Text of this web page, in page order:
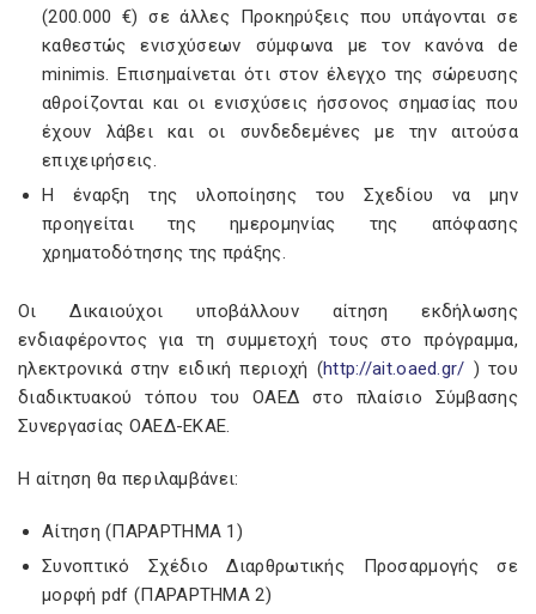
(200.000 €) σε άλλες Προκηρύξεις που υπάγονται σε
καθεστώς ενισχύσεων σύμφωνα με τον κανόνα de
minimis. Επισημαίνεται ότι στον έλεγχο της σώρευσης
αθροίζονται και οι ενισχύσεις ήσσονος σημασίας που
έχουν λάβει και οι συνδεδεμένες με την αιτούσα
επιχειρήσεις.
Η έναρξη της υλοποίησης του Σχεδίου να μην
προηγείται της ημερομηνίας της απόφασης
χρηματοδότησης της πράξης.
Οι Δικαιούχοι υποβάλλουν αίτηση εκδήλωσης
ενδιαφέροντος για τη συμμετοχή τους στο πρόγραμμα,
ηλεκτρονικά στην ειδική περιοχή (http://ait.oaed.gr/ ) του
διαδικτυακού τόπου του ΟΑΕΔ στο πλαίσιο Σύμβασης
Συνεργασίας ΟΑΕΔ-ΕΚΑΕ.
Η αίτηση θα περιλαμβάνει:
Αίτηση (ΠΑΡΑΡΤΗΜΑ 1)
Συνοπτικό Σχέδιο Διαρθρωτικής Προσαρμογής σε
μορφή pdf (ΠΑΡΑΡΤΗΜΑ 2)